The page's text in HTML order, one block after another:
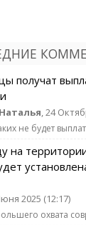
получат
, 24
не будет
на
2025 (12:17)
охвата